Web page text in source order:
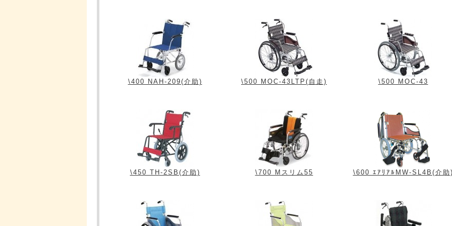
\400 NAH-209(介助) \500 MOC-43LTP(自走) \500 MOC-43
\450 TH-2SB(介助) \700 Mスリム55 \600 ｴｱﾘｱﾙMW-SL4B(介助